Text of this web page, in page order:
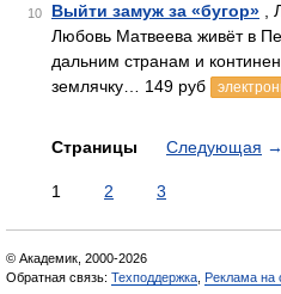
10 Выйти замуж за «бугор» ,
Любовь Матвеева живёт в
дальним странам и
землячку… 149 руб
Страницы Следующая →
1 2 3
© Академик, 2000-2026
Обратная связь: Техподдержка Реклама на